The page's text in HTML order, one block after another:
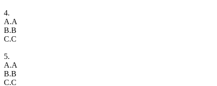
4.
A.A
B.B
C.C
5.
A.A
B.B
C.C